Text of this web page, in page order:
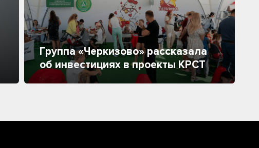
Группа «Черкизово» рассказала
об инвестициях в проекты КРСТ